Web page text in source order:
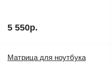
5 550р.
Матрица для ноутбука